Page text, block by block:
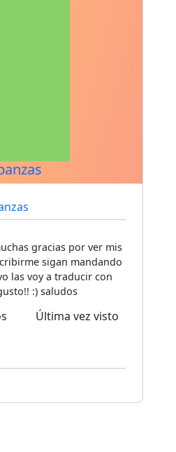
gracias por ver mis
sigan mandando
las voy a traducir con
:) saludos
Última vez visto